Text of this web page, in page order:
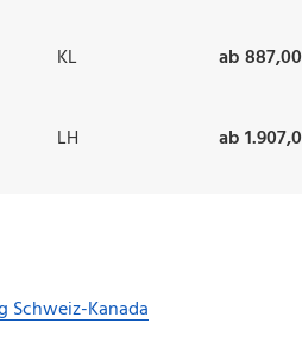
KL ab
LH ab
Schweiz-Kanada